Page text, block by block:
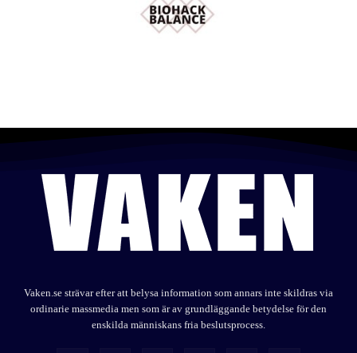
Vaken.se strävar efter att belysa information som annars inte skildras via
ordinarie massmedia men som är av grundläggande betydelse för den
enskilda människans fria beslutsprocess.